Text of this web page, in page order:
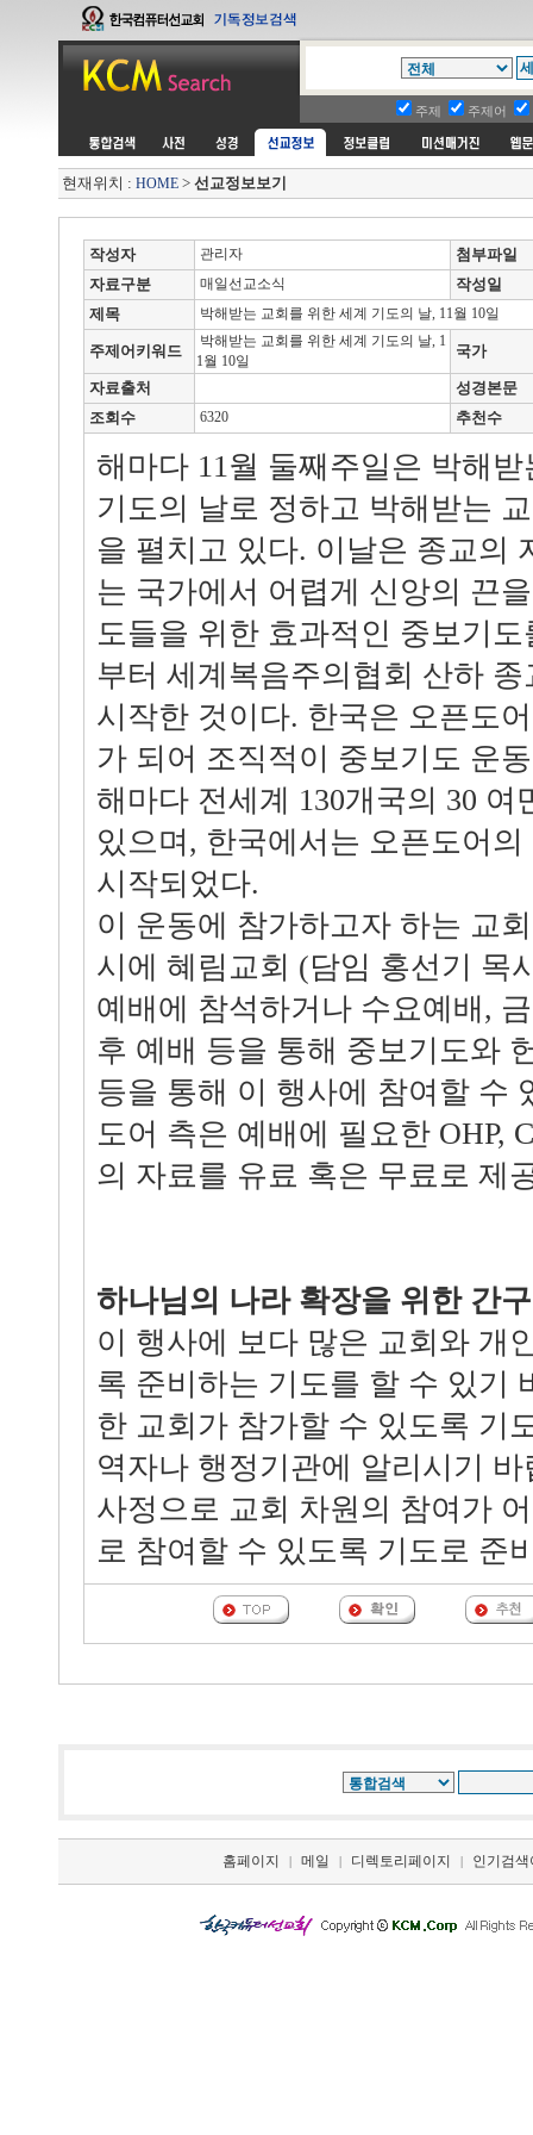
주제 주제어
현재위치 : HOME > 선교정보보기
작성자 관리자
첨부파일
자료구분
매일선교소식
작성일
제목
박해받는 교회를 위한 세계 기도의 날, 11월 10일
주제어키워드
박해받는 교회를 위한 세계 기도의 날, 1
1월 10일
국가
자료출처
성경본문
조회수
6320 추천수
해마다 11월 둘째주일은 박해
기도의 날로 정하고 박해받는
을 펼치고 있다. 이날은 종교의
는 국가에서 어렵게 신앙의 끈
도들을 위한 효과적인 중보기도
부터 세계복음주의협회 산하
시작한 것이다. 한국은 오픈도
가 되어 조직적이 중보기도 운
해마다 전세계 130개국의 30 여
있으며, 한국에서는 오픈도어
시작되었다.
이 운동에 참가하고자 하는 교
시에 혜림교회 (담임 홍선기 목
예배에 참석하거나 수요예배,
후 예배 등을 통해 중보기도와
등을 통해 이 행사에 참여할 수
도어 측은 예배에 필요한 OHP,
의 자료를 유료 혹은 무료로 제
하나님의 나라 확장을 위한 간구
이 행사에 보다 많은 교회와 개
록 준비하는 기도를 할 수 있기
한 교회가 참가할 수 있도록 기
역자나 행정기관에 알리시기
사정으로 교회 차원의 참여가
로 참여할 수 있도록 기도로 준
홈페이지 | 메일 | 디렉토리페이지 | 인기검색